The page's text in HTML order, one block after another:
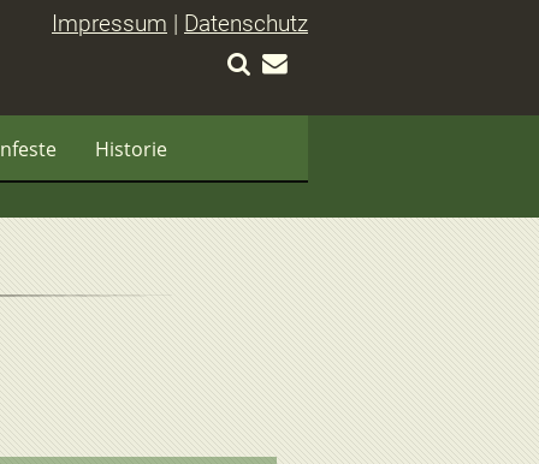
Impressum | Datenschutz
Historie